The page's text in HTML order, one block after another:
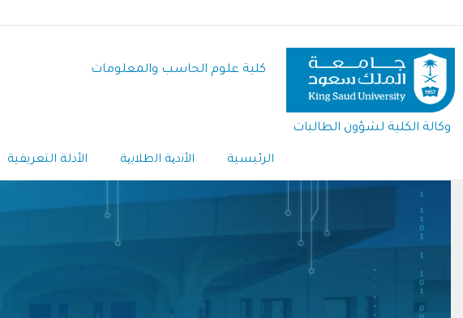
المحتوى
الرئيسي
كلية علوم الحاسب والمعلومات
وكالة الكلية لشؤون الطالبات
الرئيسية اﻷﻧدﯾﺔ اﻟطﻼﺑﯾﺔ الأدلة التعريفية